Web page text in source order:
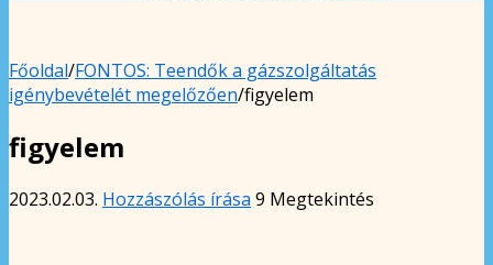
Főoldal/FONTOS: Teendők a gázszolgáltatás
igénybevételét megelőzően/figyelem
figyelem
2023.02.03. Hozzászólás írása 9 Megtekintés